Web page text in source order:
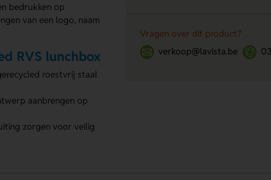
bedrukken op
van een logo, naam
RVS lunchbox
roestvrij staal
aanbrengen op
zorgen voor veilig
Vragen over dit product?
verkoop@lavista.be